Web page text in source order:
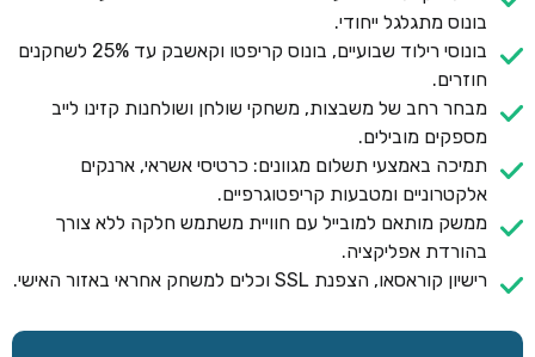
בונוס מתגלגל ייחודי.
בונוסי רילוד שבועיים, בונוס קריפטו וקאשבק עד 25% לשחקנים
חוזרים.
מבחר רחב של משבצות, משחקי שולחן ושולחנות קזינו לייב
מספקים מובילים.
תמיכה באמצעי תשלום מגוונים: כרטיסי אשראי, ארנקים
אלקטרוניים ומטבעות קריפטוגרפיים.
ממשק מותאם למובייל עם חוויית משתמש חלקה ללא צורך
בהורדת אפליקציה.
רישיון קוראסאו, הצפנת SSL וכלים למשחק אחראי באזור האישי.